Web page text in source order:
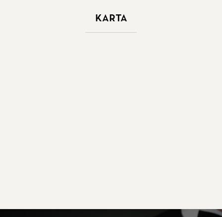
Karta